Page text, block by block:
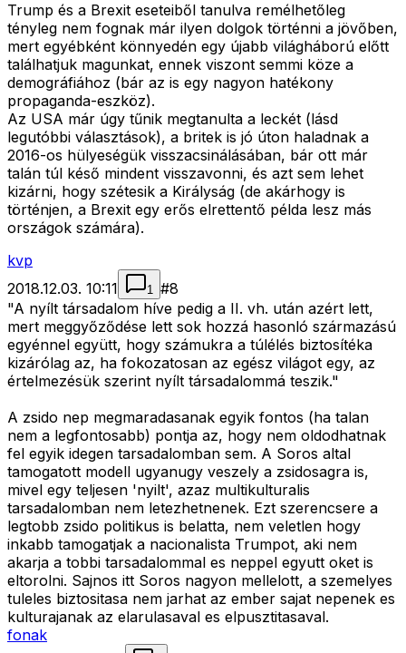
Trump és a Brexit eseteiből tanulva remélhetőleg
tényleg nem fognak már ilyen dolgok történni a jövőben,
mert egyébként könnyedén egy újabb világháború előtt
találhatjuk magunkat, ennek viszont semmi köze a
demográfiához (bár az is egy nagyon hatékony
propaganda-eszköz).
Az USA már úgy tűnik megtanulta a leckét (lásd
legutóbbi választások), a britek is jó úton haladnak a
2016-os hülyeségük visszacsinálásában, bár ott már
talán túl késő mindent visszavonni, és azt sem lehet
kizárni, hogy szétesik a Királyság (de akárhogy is
történjen, a Brexit egy erős elrettentő példa lesz más
országok számára).
kvp
2018.12.03. 10:11
1 #8
"A nyílt társadalom híve pedig a II. vh. után azért lett,
mert meggyőződése lett sok hozzá hasonló származású
egyénnel együtt, hogy számukra a túlélés biztosítéka
kizárólag az, ha fokozatosan az egész világot egy, az
értelmezésük szerint nyílt társadalommá teszik."
A zsido nep megmaradasanak egyik fontos (ha talan
nem a legfontosabb) pontja az, hogy nem oldodhatnak
fel egyik idegen tarsadalomban sem. A Soros altal
tamogatott modell ugyanugy veszely a zsidosagra is,
mivel egy teljesen 'nyilt', azaz multikulturalis
tarsadalomban nem letezhetnenek. Ezt szerencsere a
legtobb zsido politikus is belatta, nem veletlen hogy
inkabb tamogatjak a nacionalista Trumpot, aki nem
akarja a tobbi tarsadalommal es neppel egyutt oket is
eltorolni. Sajnos itt Soros nagyon mellelott, a szemelyes
tuleles biztositasa nem jarhat az ember sajat nepenek es
kulturajanak az elarulasaval es elpusztitasaval.
fonak